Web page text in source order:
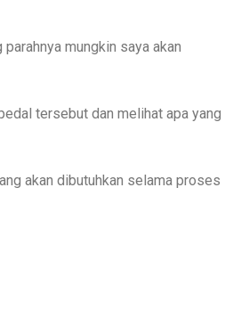
mungkin saya akan
tersebut dan melihat apa yang
akan dibutuhkan selama proses